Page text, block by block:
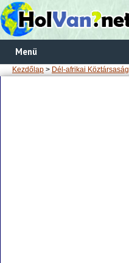
Menü
Kezdőlap > Dél-afrikai Köztársaság